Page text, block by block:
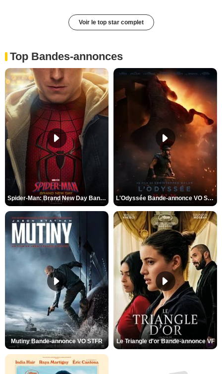
Voir le top star complet
Top Bandes-annonces
Spider-Man: Brand New Day Bande-annonce VO STFR L'Odyssée Bande-annonce VO STFR
Mutiny Bande-annonce VO STFR Le Triangle d'or Bande-annonce VF